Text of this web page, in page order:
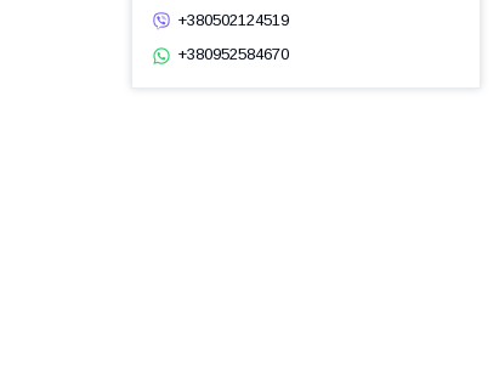
+380502124519
+380952584670